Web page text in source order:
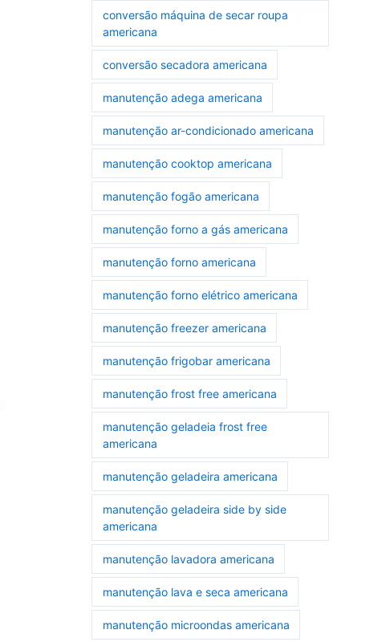
conversão máquina de secar roupa
americana
conversão secadora americana
manutenção adega americana
manutenção ar-condicionado americana
manutenção cooktop americana
manutenção fogão americana
manutenção forno a gás americana
manutenção forno americana
manutenção forno elétrico americana
manutenção freezer americana
manutenção frigobar americana
manutenção frost free americana
manutenção geladeia frost free
americana
manutenção geladeira americana
manutenção geladeira side by side
americana
manutenção lavadora americana
manutenção lava e seca americana
manutenção microondas americana